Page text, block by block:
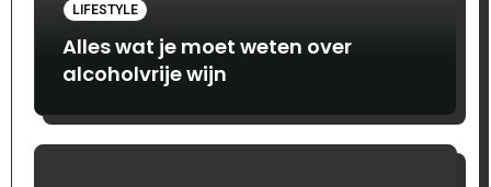
LIFESTYLE
Alles wat je moet weten over
alcoholvrije wijn